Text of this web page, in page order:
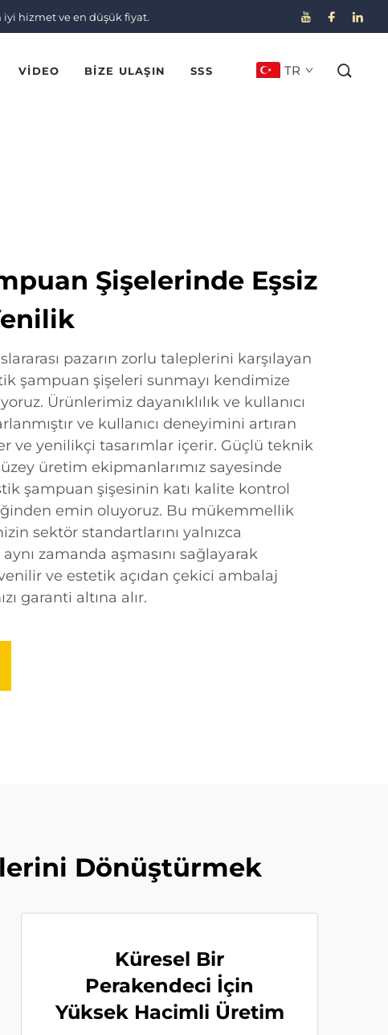
iyi hizmet ve en düşük fiyat.
VIDEO BIZE ULAŞIN SSS TR
Şişelerinde Eşsiz
pazarın zorlu taleplerini karşılayan
şampuan şişeleri sunmayı kendimize
Ürünlerimiz dayanıklılık ve kullanıcı
ve kullanıcı deneyimini artıran
ve yenilikçi tasarımlar içerir. Güçlü teknik
üretim ekipmanlarımız sayesinde
şampuan şişesinin katı kalite kontrol
emin oluyoruz. Bu mükemmellik
sektör standartlarını yalnızca
aynı zamanda aşmasını sağlayarak
ve estetik açıdan çekici ambalaj
garanti altına alır.
Dönüştürmek
Küresel Bir
Perakendeci İçin
Yüksek Hacimli Üretim